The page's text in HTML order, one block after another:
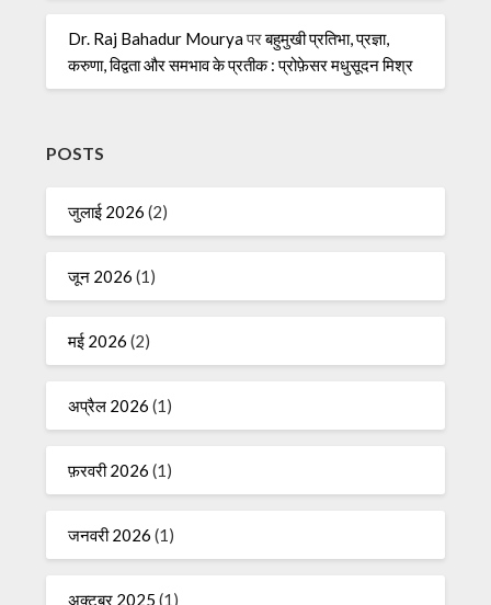
Dr. Raj Bahadur Mouryaपरबहुमुखी प्रतिभा, प्रज्ञा,
करुणा, विद्वता और समभाव के प्रतीक : प्रोफ़ेसर मधुसूदन मिश्र
POSTS
जुलाई 2026 (2)
जून 2026 (1)
मई 2026 (2)
अप्रैल 2026 (1)
फ़रवरी 2026 (1)
जनवरी 2026 (1)
अक्टूबर 2025 (1)